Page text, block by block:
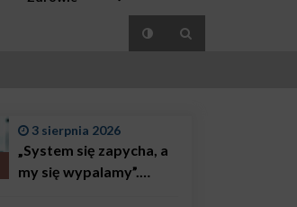
3 sierpnia 2026
„System się zapycha, a
my się wypalamy”.